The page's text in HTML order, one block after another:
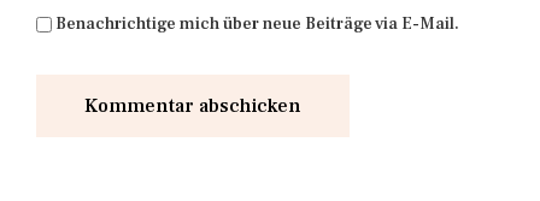
Benachrichtige mich über neue Beiträge via E-Mail.